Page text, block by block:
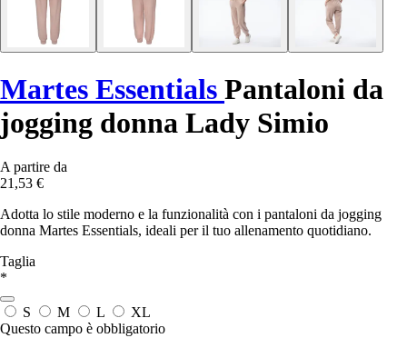
Martes Essentials Pantaloni da
jogging donna Lady Simio
A partire da
21,53 €
Adotta lo stile moderno e la funzionalità con i pantaloni da jogging
donna Martes Essentials, ideali per il tuo allenamento quotidiano.
Taglia
*
S M L
XL
Questo campo è obbligatorio